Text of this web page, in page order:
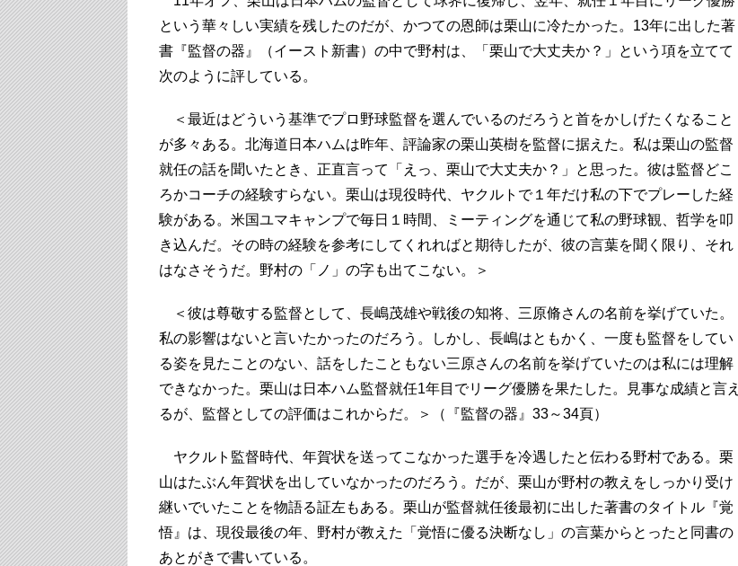
という華々しい実績を残したのだが、かつての恩師は栗山に冷たかった。13年に出した著
書『監督の器』（イースト新書）の中で野村は、「栗山で大丈夫か？」という項を立てて
次のように評している。
＜最近はどういう基準でプロ野球監督を選んでいるのだろうと首をかしげたくなること
が多々ある。北海道日本ハムは昨年、評論家の栗山英樹を監督に据えた。私は栗山の監督
就任の話を聞いたとき、正直言って「えっ、栗山で大丈夫か？」と思った。彼は監督どこ
ろかコーチの経験すらない。栗山は現役時代、ヤクルトで１年だけ私の下でプレーした経
験がある。米国ユマキャンプで毎日１時間、ミーティングを通じて私の野球観、哲学を叩
き込んだ。その時の経験を参考にしてくれればと期待したが、彼の言葉を聞く限り、それ
はなさそうだ。野村の「ノ」の字も出てこない。＞
＜彼は尊敬する監督として、長嶋茂雄や戦後の知将、三原脩さんの名前を挙げていた。
私の影響はないと言いたかったのだろう。しかし、長嶋はともかく、一度も監督をしてい
る姿を見たことのない、話をしたこともない三原さんの名前を挙げていたのは私には理解
できなかった。栗山は日本ハム監督就任1年目でリーグ優勝を果たした。見事な成績と言え
るが、監督としての評価はこれからだ。＞（『監督の器』33～34頁）
ヤクルト監督時代、年賀状を送ってこなかった選手を冷遇したと伝わる野村である。栗
山はたぶん年賀状を出していなかったのだろう。だが、栗山が野村の教えをしっかり受け
継いでいたことを物語る証左もある。栗山が監督就任後最初に出した著書のタイトル『覚
悟』は、現役最後の年、野村が教えた「覚悟に優る決断なし」の言葉からとったと同書の
あとがきで書いている。